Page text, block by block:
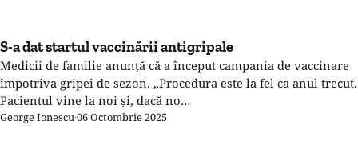
S-a dat startul vaccinării antigripale
Medicii de familie anunță că a început campania de vaccinare
împotriva gripei de sezon. „Procedura este la fel ca anul trecut.
Pacientul vine la noi și, dacă no…
George Ionescu·06 Octombrie 2025